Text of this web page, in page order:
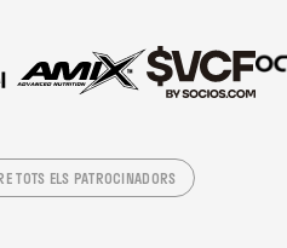
TOTS ELS PATROCINADORS